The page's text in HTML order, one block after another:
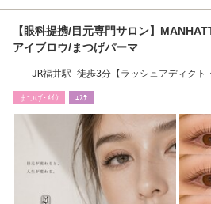
【眼科提携/目元専門サロン】
アイブロウ/まつげパーマ
JR福井駅 徒歩3分【ラッシュアディクト
まつげ･ﾒｲｸ ｴｽﾃ